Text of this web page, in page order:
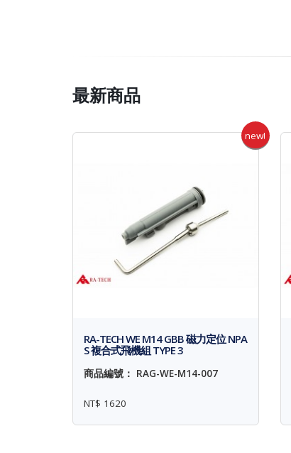
最新商品
new!
RA-TECH WE M14 GBB 磁力定位 NPA
S 複合式飛機組 TYPE 3
商品編號： RAG-WE-M14-007
NT$ 1620